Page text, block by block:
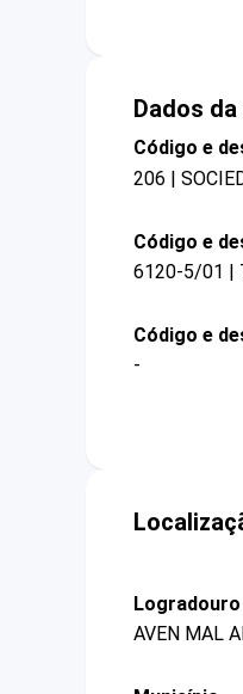
Dados
Código e
206 |
Código e
6120-5/01 |
Código e
-
Logradouro
AVEN MAL